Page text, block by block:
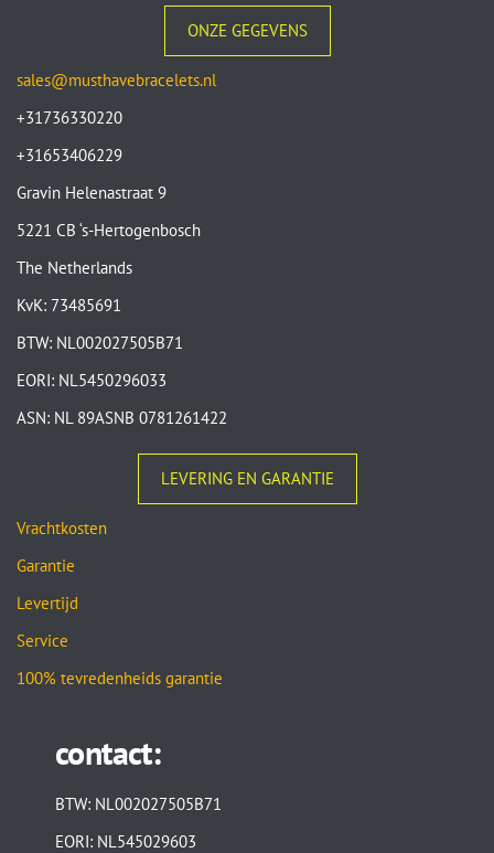
ONZE GEGEVENS
sales@musthavebracelets.nl
+31736330220
+31653406229
Gravin Helenastraat 9
5221 CB ‘s-Hertogenbosch
The Netherlands
KvK: 73485691
BTW: NL002027505B71
EORI: NL5450296033
ASN: NL 89ASNB 0781261422
LEVERING EN GARANTIE
Vrachtkosten
Garantie
Levertijd
Service
100% tevredenheids garantie
contact:
BTW: NL002027505B71
EORI: NL545029603